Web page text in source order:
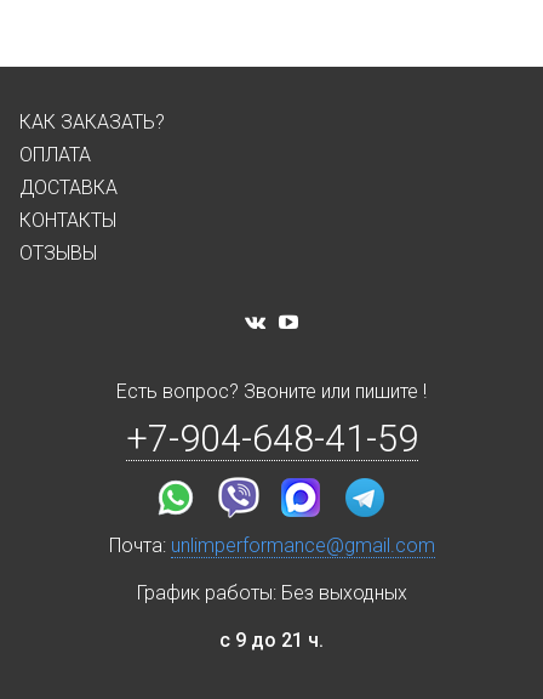
КАК ЗАКАЗАТЬ?
ОПЛАТА
ДОСТАВКА
КОНТАКТЫ
ОТЗЫВЫ
Есть вопрос? Звоните или пишите !
+7-904-648-41-59
Почта: unlimperformance@gmail.com
График работы: Без выходных
с 9 до 21 ч.